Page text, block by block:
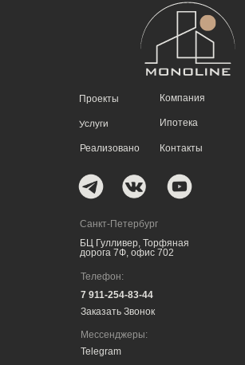
Контакты
Ипотека
Компания
Реализовано
Услуги
Telegram
Заказать Звонок
БЦ Гулливер, Торфяная
дорога 7Ф, офис 702
7 911-254-83-44
Мессенджеры:
Телефон:
Санкт-Петербург
Проекты